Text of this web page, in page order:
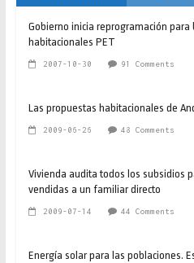
Gobierno inicia reprogramación
habitacionales PET
2007-10-30 91 Comments
Las propuestas habitacionales de
2009-06-26 48 Comments
Vivienda audita todos los subsidios
vendidas a un familiar directo
2009-07-14 44 Comments
Energía solar para las poblaciones.